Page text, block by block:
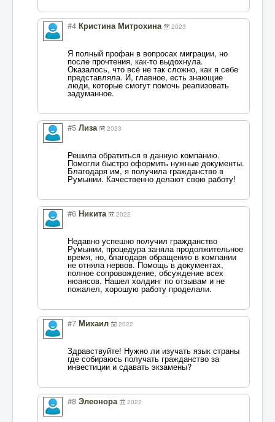
#4 Кристина Митрохина 2023
Я полный профан в вопросах миграции, но
после прочтения, как-то выдохнула.
Оказалось, что всё не так сложно, как я себе
представляла. И, главное, есть знающие
люди, которые смогут помочь реализовать
задуманное.
#5 Лиза 2023
Решила обратиться в данную компанию.
Помогли быстро оформить нужные документы.
Благодаря им, я получила гражданство в
Румынии. Качественно делают свою работу!
#6 Никита 2022
Недавно успешно получил гражданство
Румынии, процедура заняла продолжительное
время, но, благодаря обращению в компании
не отняла нервов. Помощь в документах,
полное сопровождение, обсуждение всех
нюансов. Нашел холдинг по отзывам и не
пожалел, хорошую работу проделали.
#7 Михаил 2022
Здравствуйте! Нужно ли изучать язык страны
где собираюсь получать гражданство за
инвестиции и сдавать экзамены?
#8 Элеонора 2022